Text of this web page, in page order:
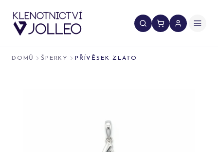
DOMŮ ŠPERKY PŘÍVĚSEK ZLATO